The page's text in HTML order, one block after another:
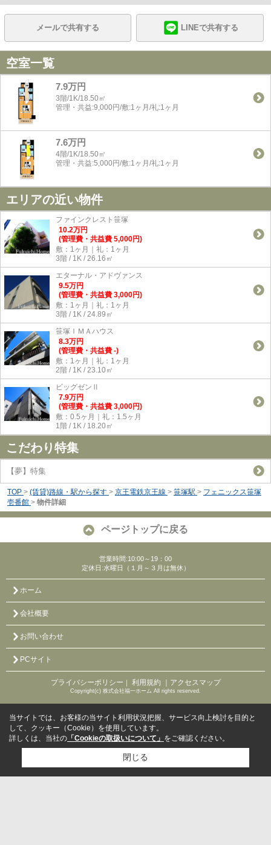
メールで共有する LINEで共有する
空室一覧
7.9万円
3階/1K/18.50㎡
管理・共益:9,000円/敷:1ヶ月/礼:1ヶ月
7.6万円
4階/1K/18.50㎡
管理・共益:5,000円/敷:1ヶ月/礼:1ヶ月
エリアの近い物件
ファインクレスト笹塚
10.2万円
(管理費・共益費 5,000円)
敷：1ヶ月｜礼：1ヶ月
3階 / 1K / 26.16㎡
エターナル・アドヴァンス
9.5万円
(管理費・共益費 3,000円)
敷：1ヶ月｜礼：1ヶ月
3階 / 1K / 24.89㎡
笹塚ＩＭＡハウス
8.3万円
(管理費・共益費 -)
敷：1ヶ月｜礼：1ヶ月
2階 / 1K / 23.10㎡
ビッグゼンⅡ
7.9万円
(管理費・共益費 3,000円)
敷：0.5ヶ月｜礼：1.5ヶ月
1階 / 1K / 18.20㎡
こだわり特集
【夢】特集
TOP > (賃貸)路線・駅から探す > 京王電鉄京王線 > 笹塚駅 > フェニックス笹塚
壱番館 > 物件詳細
ページトップに戻る
営業時間:10:00～19：00
定休日:水曜日（１月～３月は無休）
ホーム
会社概要
お問い合わせ
PCサイト
プライバシーポリシー ｜ 利用規約 ｜アクセスマップ
Copyright(c) 株式会社福一ホーム All rights reserved.
当サイトでは、お客様の当サイト利用状況把握、サービス向上検討を目的と
して、クッキー（Cookie）を使用しています。
詳しくは、当社の 「Cookieの取扱いについて」 をご確認ください。
閉じる